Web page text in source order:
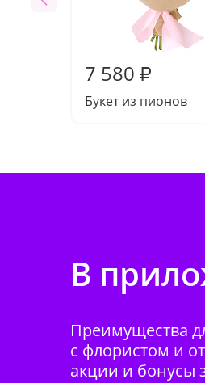
7 580 ₽
Букет из пионов
В
Преимущества
с флористом и
акции и бонусы